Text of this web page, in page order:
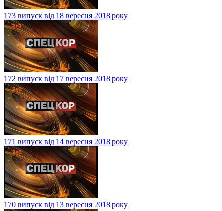
173 випуск від 18 вересня 2018 року
172 випуск від 17 вересня 2018 року
171 випуск від 14 вересня 2018 року
170 випуск від 13 вересня 2018 року